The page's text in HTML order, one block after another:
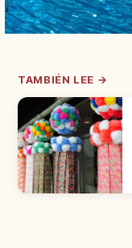
TAMBIÉN LEE →